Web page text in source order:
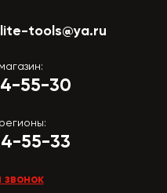
tools@ya.ru
55-30
55-33